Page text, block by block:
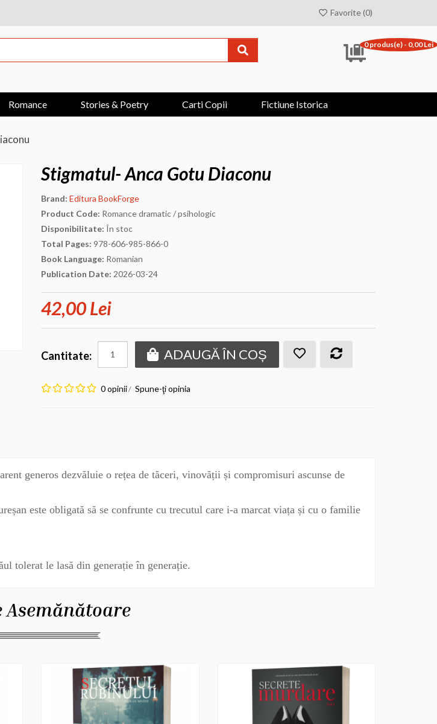
Favorite (0)
0 produs(e) - 0,00 Lei
Romance Stories & Poetry Carti Copii Fictiune Istorica
Stigmatul- Anca Gotu Diaconu
Brand: Editura BookForge
Product Code: Romance dramatic / psihologic
Disponibilitate: În stoc
Total Pages: 978-606-985-866-0
Book Language: Romanian
Publication Date: 2026-03-24
42,00 Lei
Cantitate: ADAUGĂ ÎN COȘ
0 opinii/ Spune-ţi opinia
generos dezvăluie o rețea de tăceri, vinovății și compromisuri ascunse de
este obligată să se confrunte cu trecutul care i-a marcat viața și cu o familie
tolerat le lasă din generație în generație.
Asemănătoare